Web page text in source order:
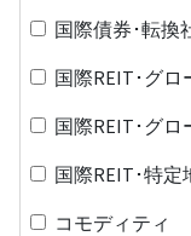
国際債券･転換
国際REIT･グロ
国際REIT･グロ
国際REIT･特定
コモディティ